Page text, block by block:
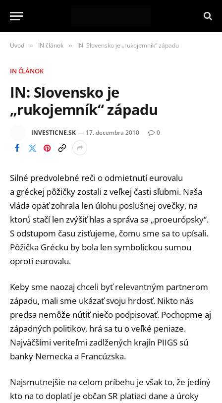
Úvod » IN článok » IN: Slovensko je „rukojemník“ západu
IN ČLÁNOK
IN: Slovensko je
„rukojemník“ západu
INVESTICNE.SK 17. decembra 2010 0
Silné predvolebné reči o odmietnutí eurovalu
a gréckej pôžičky zostali z veľkej časti sľubmi. Naša
vláda opäť zohrala len úlohu poslušnej ovečky, na
ktorú stačí len zvýšiť hlas a správa sa „proeurópsky“.
S odstupom času zisťujeme, čomu sme sa to upísali.
Pôžička Grécku by bola len symbolickou sumou
oproti eurovalu.
Keby sme naozaj chceli byť relevantným partnerom
západu, mali sme ukázať svoju hrdosť. Nikto nás
predsa nemôže nútiť niečo podpisovať. Pochopme aj
západných politikov, hrá sa tu o veľké peniaze.
Najväčšími veriteľmi zadlžených krajín PIIGS sú
banky Nemecka a Francúzska.
Najsmutnejšie na celom príbehu je však to, že jediný
kto na to doplatí je občan SR platiaci dane a úroky